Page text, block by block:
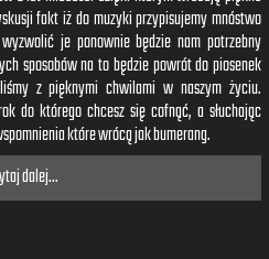
fakt iż do muzyki przypisujemy mnóstwo
je ponownie będzie nam potrzebny
sposobów na to będzie powrót do piosenek
z pięknymi chwilami w naszym życiu.
do którego chcesz się cofnąć, a słuchając
które wrócą jak bumerang.
dalej...